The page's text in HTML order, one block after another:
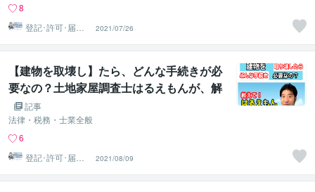
8
登記･許可･届
出、各種図面作
成
2021/07/26
【建物を取壊し】たら、どんな手続きが必
要なの？土地家屋調査士はるえもんが、解
説！ 足立区西新井：登記測量・図面作成 :
石川土地家屋調査士・行政書士・海事代理
士事務所
記事
法律・税務・士業全般
6
登記･許可･届
出、各種図面作
成
2021/08/09